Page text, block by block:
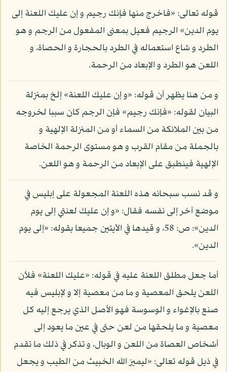
قوله تعالى: «فاخرج منها فإنك رجيم و إن عليك اللعنة إلى
يوم الدين» الرجيم فعيل بمعنى المفعول من الرجم و هو
الطرد و شاع استعماله في الطرد بالحجارة و الحصاة، و
اللعن هو الطرد و الإبعاد من الرحمة.
و من هنا يظهر أن قوله: «و إن عليك اللعنة» إلخ بمنزلة
البيان لقوله: «فإنك رجيم» فإن الرجم كان سببا لخروجه
من بين الملائكة من السماء أو من المنزلة الإلهية و
بالجملة من مقام القرب و هو مستوى الرحمة الخاصة
الإلهية فينطبق على الإبعاد من الرحمة و هو اللعن.
و قد نسب سبحانه هذه اللعنة المجعولة على إبليس في
موضع آخر إلى نفسه فقال: «و إن عليك لعنتي إلى يوم
الدين»: ص: 58، و قيدها في الآيتين جميعا بقوله: «إلى يوم
الدين».
أما جعل مطلق اللعنة عليه في قوله: «عليك اللعنة» فلأن
اللعن يلحق المعصية و ما من معصية إلا و لإبليس فيه
صنع بالإغواء و الوسوسة فهو الأصل الذي يرجع إليه كل
معصية و ما يلحقها من لعن حتى في عين ما يعود إلى
أشخاص العصاة من اللعن و الوبال، و تذكر في ذلك ما تقدم
في ذيل قوله تعالى: «ليميز الله الخبيث من الطيب و يجعل